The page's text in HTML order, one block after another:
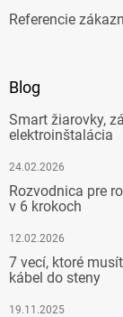
Referencie
Blog
Smart žiarovky,
elektroinštalácia
24.02.2026
Rozvodnica pre
v 6 krokoch
12.02.2026
7 vecí, ktoré
kábel do steny
19.11.2025